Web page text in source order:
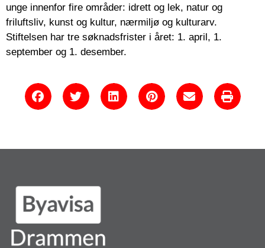
unge innenfor fire områder: idrett og lek, natur og
friluftsliv, kunst og kultur, nærmiljø og kulturarv.
Stiftelsen har tre søknadsfrister i året: 1. april, 1.
september og 1. desember.